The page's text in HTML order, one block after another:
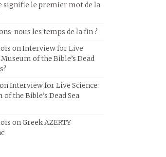
signifie le premier mot de la
nous les temps de la fin ?
onInterview for Live
of the Bible’s Dead
onInterview for Live Science:
the Bible’s Dead Sea
onGreek AZERTY